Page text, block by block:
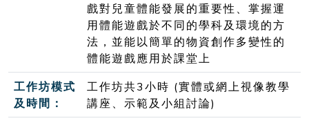
戲對兒童體能發展的重要性、掌握運
用體能遊戲於不同的學科及環境的方
法，並能以簡單的物資創作多變性的
體能遊戲應用於課堂上
工作坊模式
及時間：
工作坊共3小時 (實體或網上視像教學
講座、示範及小組討論)